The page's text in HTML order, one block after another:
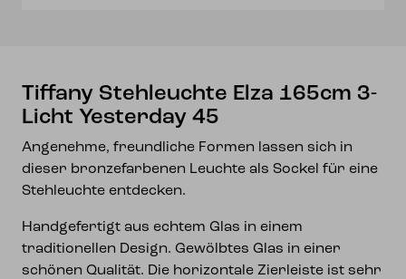
Tiffany Stehleuchte Elza 165cm 3-
Licht Yesterday 45
Angenehme, freundliche Formen lassen sich in
dieser bronzefarbenen Leuchte als Sockel für eine
Stehleuchte entdecken.
Handgefertigt aus echtem Glas in einem
traditionellen Design. Gewölbtes Glas in einer
schönen Qualität. Die horizontale Zierleiste ist sehr